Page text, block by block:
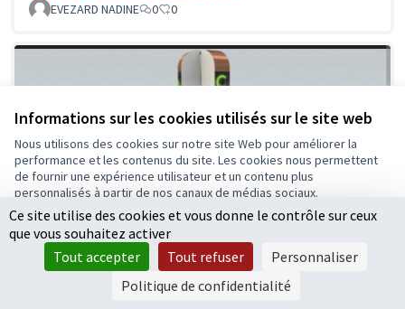
Informations sur les cookies utilisés sur le site web
Nous utilisons des cookies sur notre site Web pour améliorer la
performance et les contenus du site. Les cookies nous permettent
de fournir une expérience utilisateur et un contenu plus
personnalisés à partir de nos canaux de médias sociaux.
Tout accepter
Accepter seulement les cookies essentiels
Paramètres
EVEZARD NADINE 0 0
Ce site utilise des cookies et vous donne le contrôle sur ceux
que vous souhaitez activer
Tout accepter
Tout refuser
Personnaliser
Politique de confidentialité